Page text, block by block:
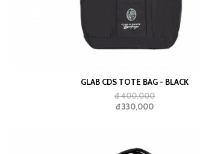
GLAB CDS TOTE BAG - BLACK
đ 400,000
đ 330,000